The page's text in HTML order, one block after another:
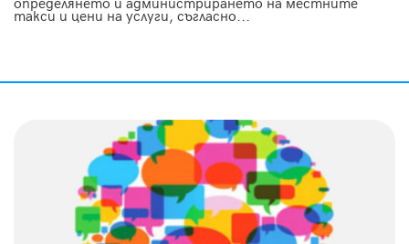
определянето и администрирането на местните
такси и цени на услуги, съгласно...